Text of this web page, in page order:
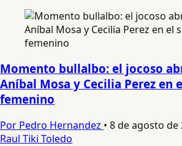
Momento bullalbo: el jocoso
Aníbal Mosa y Cecilia Perez en
femenino
Por Pedro Hernandez • 8 de agosto de
Raul Tiki Toledo